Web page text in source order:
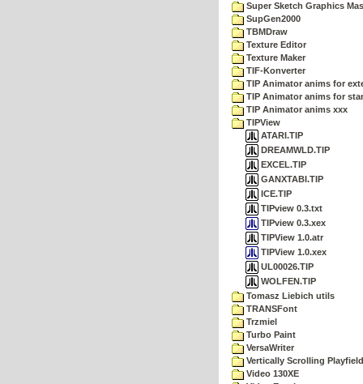
Super Sketch Graphics
SupGen2000
TBMDraw
Texture Editor
Texture Maker
TIF-Konverter
TIP Animator anims for
TIP Animator anims for
TIP Animator anims xxx
TIPView
ATARI.TIP
DREAMWLD.TIP
EXCEL.TIP
GANXTABI.TIP
ICE.TIP
TIPview 0.3.txt
TIPview 0.3.xex
TIPView 1.0.atr
TIPView 1.0.xex
UL00026.TIP
WOLFEN.TIP
Tomasz Liebich utils
TRANSFont
Trzmiel
Turbo Paint
VersaWriter
Vertically Scrolling
Video 130XE